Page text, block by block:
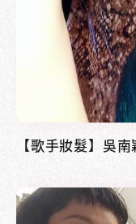
【歌手妝髮】吳